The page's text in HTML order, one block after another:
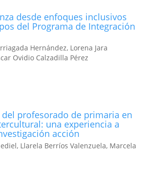
desde enfoques inclusivos
del Programa de Integración
Hernández, Lorena Jara
Ovidio Calzadilla Pérez
profesorado de primaria en
una experiencia a
acción
Llarela Berríos Valenzuela, Marcela